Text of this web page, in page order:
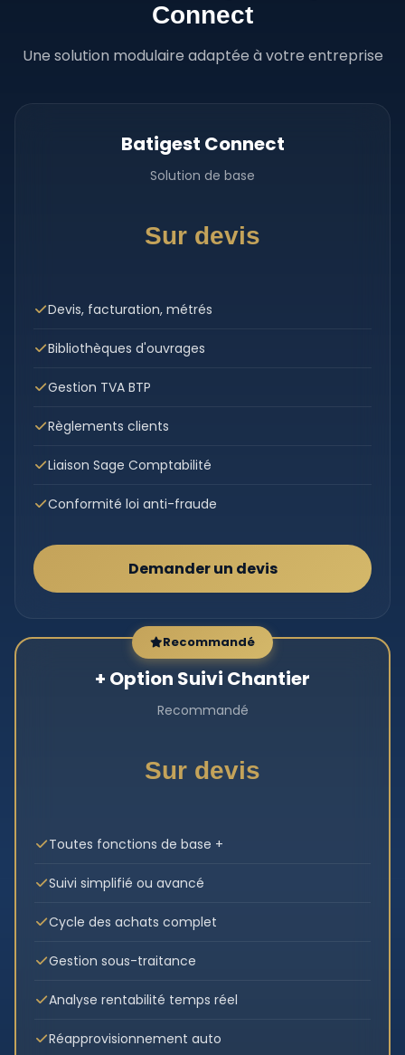
Connect
Une solution modulaire adaptée à votre entreprise
Batigest Connect
Solution de base
Sur devis
Devis, facturation, métrés
Bibliothèques d'ouvrages
Gestion TVA BTP
Règlements clients
Liaison Sage Comptabilité
Conformité loi anti-fraude
Demander un devis
Recommandé
+ Option Suivi Chantier
Recommandé
Sur devis
Toutes fonctions de base +
Suivi simplifié ou avancé
Cycle des achats complet
Gestion sous-traitance
Analyse rentabilité temps réel
Réapprovisionnement auto